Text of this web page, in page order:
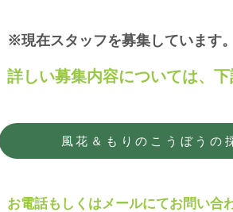
​※現在スタッフを募集しています
詳しい募集内容については、
お電話もしくはメールにてお問い合
風花＆もりのこうぼうの